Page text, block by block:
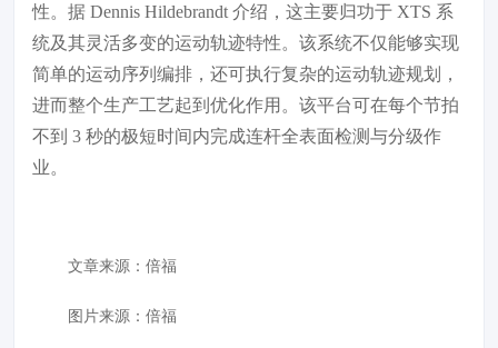
性。据 Dennis Hildebrandt 介绍，这主要归功于 XTS 系
统及其灵活多变的运动轨迹特性。该系统不仅能够实现
简单的运动序列编排，还可执行复杂的运动轨迹规划，
进而整个生产工艺起到优化作用。该平台可在每个节拍
不到 3 秒的极短时间内完成连杆全表面检测与分级作
业。
文章来源： 倍福
图片来源： 倍福